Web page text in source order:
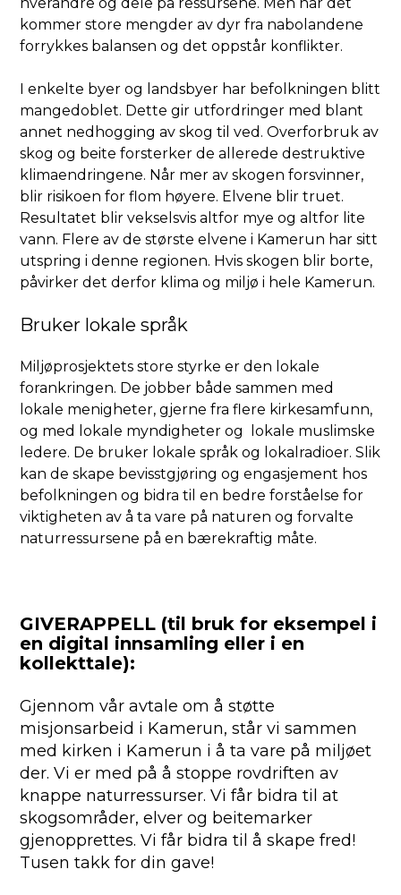
kommer store mengder av dyr fra nabolandene
forrykkes balansen og det oppstår konflikter.
I enkelte byer og landsbyer har befolkningen blitt
mangedoblet. Dette gir utfordringer med blant
annet nedhogging av skog til ved. Overforbruk av
skog og beite forsterker de allerede destruktive
klimaendringene. Når mer av skogen forsvinner,
blir risikoen for flom høyere. Elvene blir truet.
Resultatet blir vekselsvis altfor mye og altfor lite
vann. Flere av de største elvene i Kamerun har sitt
utspring i denne regionen. Hvis skogen blir borte,
påvirker det derfor klima og miljø i hele Kamerun.
Bruker lokale språk
Miljøprosjektets store styrke er den lokale
forankringen. De jobber både sammen med
lokale menigheter, gjerne fra flere kirkesamfunn,
og med lokale myndigheter og lokale muslimske
ledere. De bruker lokale språk og lokalradioer. Slik
kan de skape bevisstgjøring og engasjement hos
befolkningen og bidra til en bedre forståelse for
viktigheten av å ta vare på naturen og forvalte
naturressursene på en bærekraftig måte.
GIVERAPPELL (til bruk for eksempel i
en digital innsamling eller i en
kollekttale):
Gjennom vår avtale om å støtte
misjonsarbeid i Kamerun, står vi sammen
med kirken i Kamerun i å ta vare på miljøet
der. Vi er med på å stoppe rovdriften av
knappe naturressurser. Vi får bidra til at
skogsområder, elver og beitemarker
gjenopprettes. Vi får bidra til å skape fred!
Tusen takk for din gave!